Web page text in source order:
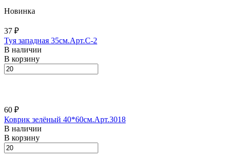
Новинка
37 ₽
Туя западная 35см.Арт.С-2
В наличии
В корзину
60 ₽
Коврик зелёный 40*60см.Арт.3018
В наличии
В корзину